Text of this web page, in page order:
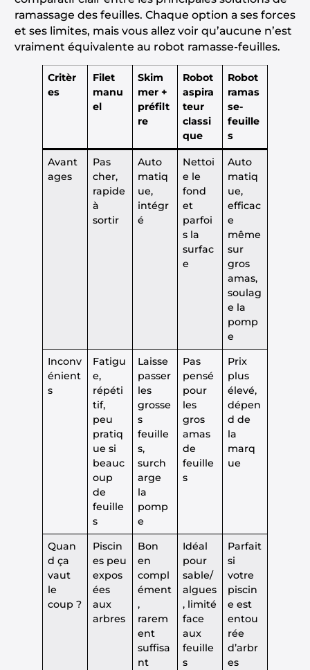
ramassage des feuilles. Chaque option a ses forces
et ses limites, mais vous allez voir qu’aucune n’est
vraiment équivalente au robot ramasse-feuilles.
Critèr
es
Filet
manu
el
Skim
mer +
préfilt
re
Robot
aspira
teur
classi
que
Robot
ramas
se-
feuille
s
Avant
ages
Pas
cher,
rapide
à
sortir
Auto
matiq
ue,
intégr
é
Nettoi
e le
fond
et
parfoi
s la
surfac
e
Auto
matiq
ue,
efficac
e
même
sur
gros
amas,
soulag
e la
pomp
e
Inconv
énient
s
Fatigu
e,
répéti
tif,
peu
pratiq
ue si
beauc
oup
de
feuille
s
Laisse
passer
les
grosse
s
feuille
s,
surch
arge
la
pomp
e
Pas
pensé
pour
les
gros
amas
de
feuille
s
Prix
plus
élevé,
dépen
d de
la
marq
ue
Quan
d ça
vaut
le
coup ?
Piscin
es peu
expos
ées
aux
arbres
Bon
en
compl
ément
,
rarem
ent
suffisa
nt
Idéal
pour
sable/
algues
, limité
face
aux
feuille
s
Parfait
si
votre
piscin
e est
entou
rée
d’arbr
es